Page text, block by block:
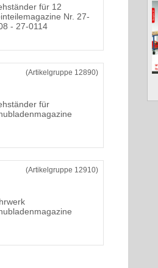
für 12
Nr. 27-
- 27-0114
(Artikelgruppe 12890)
für
(Artikelgruppe 12910)